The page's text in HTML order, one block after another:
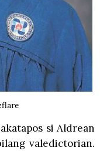
si Aldrean
valedictorian.